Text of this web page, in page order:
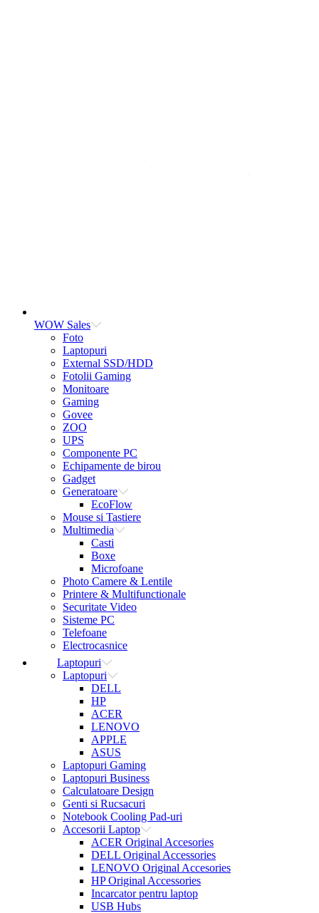
WOW Sales
Foto
Laptopuri
External SSD/HDD
Fotolii Gaming
Monitoare
Gaming
Govee
ZOO
UPS
Componente PC
Echipamente de birou
Gadget
Generatoare
EcoFlow
Mouse si Tastiere
Multimedia
Casti
Boxe
Microfoane
Photo Camere & Lentile
Printere & Multifunctionale
Securitate Video
Sisteme PC
Telefoane
Electrocasnice
Laptopuri
Laptopuri
DELL
HP
ACER
LENOVO
APPLE
ASUS
Laptopuri Gaming
Laptopuri Business
Calculatoare Design
Genti si Rucsacuri
Notebook Cooling Pad-uri
Accesorii Laptop
ACER Original Accesories
DELL Original Accessories
LENOVO Original Accesories
HP Original Accessories
Incarcator pentru laptop
USB Hubs